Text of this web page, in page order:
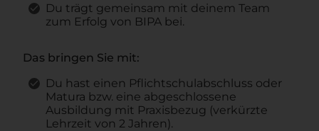
Du trägt gemeinsam mit deinem Team
zum Erfolg von BIPA bei.
Das bringen Sie mit:
Du hast einen Pflichtschulabschluss oder
Matura bzw. eine abgeschlossene
Ausbildung mit Praxisbezug (verkürzte
Lehrzeit von 2 Jahren).